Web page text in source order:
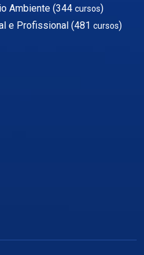
Ambiente (344 cursos)
e Profissional (481 cursos)